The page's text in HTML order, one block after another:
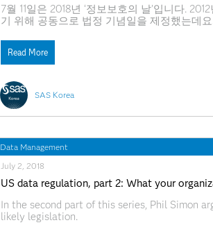
SAS Korea
7월 11일은 2018년 ‘정보보호의 날’입니다.
기 위해 공동으로 법정 기념일을 제정했는데
모바일, 사물인터넷(IoT), 클라우드 등 IT 기술
Read More
Data Management
July 2, 2018
US data regulation, part 2: What your
In the second part of this series, Phil Simon
likely legislation.